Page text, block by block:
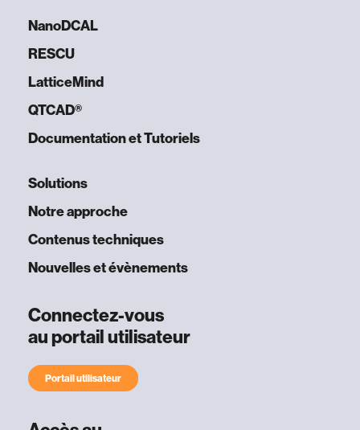
NanoDCAL
RESCU
LatticeMind
QTCAD®
Documentation et Tutoriels
Solutions
Notre approche
Contenus techniques
Nouvelles et évènements
Connectez-vous
au portail utilisateur
Portail utilisateur